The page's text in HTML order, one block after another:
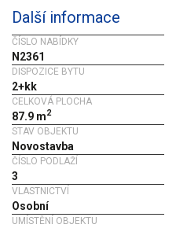
Další informace
ČÍSLO NABÍDKY
N2361
DISPOZICE BYTU
2+kk
CELKOVÁ PLOCHA
87.9 m2
STAV OBJEKTU
Novostavba
ČÍSLO PODLAŽÍ
3
VLASTNICTVÍ
Osobní
UMÍSTĚNÍ OBJEKTU